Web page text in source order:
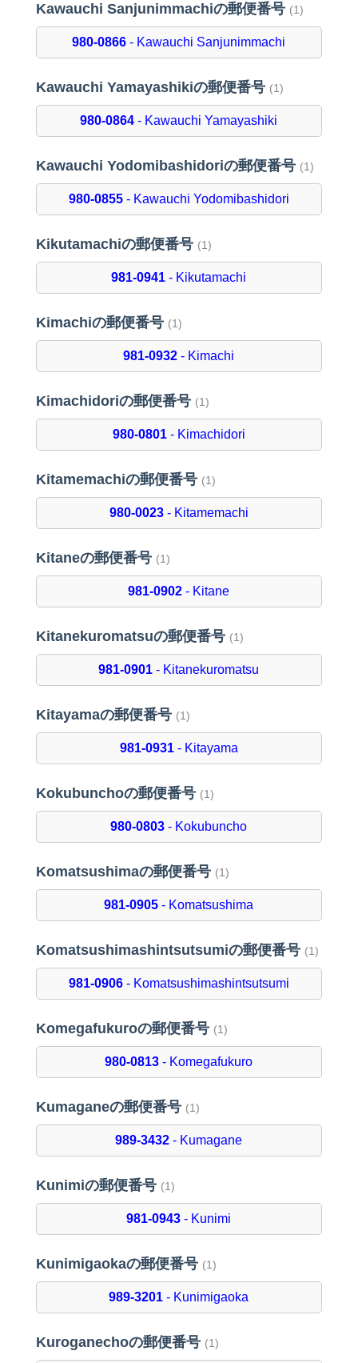
Kawauchi Sanjunimmachiの郵便番号 (1)
980-0866 - Kawauchi Sanjunimmachi
Kawauchi Yamayashikiの郵便番号 (1)
980-0864 - Kawauchi Yamayashiki
Kawauchi Yodomibashidoriの郵便番号 (1)
980-0855- Kawauchi Yodomibashidori
Kikutamachiの郵便番号 (1)
981-0941 - Kikutamachi
Kimachiの郵便番号 (1)
981-0932 - Kimachi
Kimachidoriの郵便番号 (1)
980-0801- Kimachidori
Kitamemachiの郵便番号 (1)
980-0023- Kitamemachi
Kitaneの郵便番号 (1)
981-0902 - Kitane
Kitanekuromatsuの郵便番号 (1)
981-0901 - Kitanekuromatsu
Kitayamaの郵便番号 (1)
981-0931- Kitayama
Kokubunchoの郵便番号 (1)
980-0803 - Kokubuncho
Komatsushimaの郵便番号 (1)
981-0905 - Komatsushima
Komatsushimashintsutsumiの郵便番号 (1)
981-0906- Komatsushimashintsutsumi
Komegafukuroの郵便番号 (1)
980-0813 - Komegafukuro
Kumaganeの郵便番号 (1)
989-3432 - Kumagane
Kunimiの郵便番号 (1)
981-0943 - Kunimi
Kunimigaokaの郵便番号 (1)
989-3201 - Kunimigaoka
Kuroganechoの郵便番号 (1)